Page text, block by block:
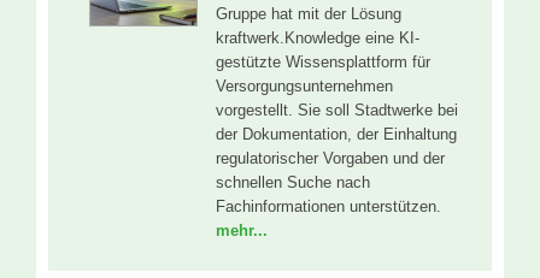
Gruppe hat mit der Lösung
kraftwerk.Knowledge eine KI-
gestützte Wissensplattform für
Versorgungsunternehmen
vorgestellt. Sie soll Stadtwerke bei
der Dokumentation, der Einhaltung
regulatorischer Vorgaben und der
schnellen Suche nach
Fachinformationen unterstützen.
mehr...